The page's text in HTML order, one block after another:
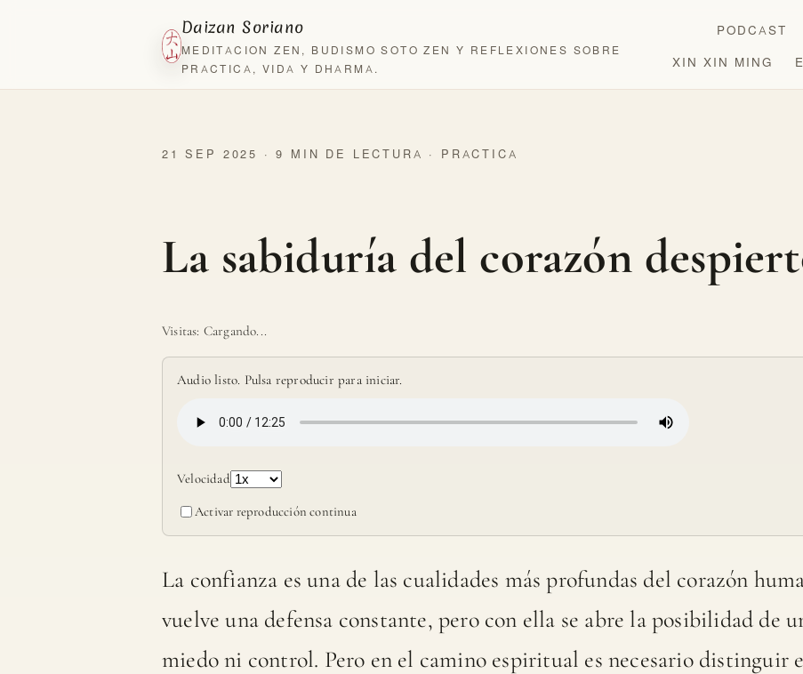
Daizan Soriano
MEDITACION ZEN, BUDISMO SOTO ZEN Y REFLEXIONES SOBRE
PRACTICA, VIDA Y DHARMA.
PODCAST
XIN XIN MING
21 SEP 2025 · 9 MIN DE LECTURA · PRACTICA
La sabiduría del corazón
Visitas: Cargando...
Audio listo. Pulsa reproducir para iniciar.
Velocidad
Activar reproducción continua
La confianza es una de las cualidades más profundas del corazón
vuelve una defensa constante, pero con ella se abre la posibilidad de
miedo ni control. Pero en el camino espiritual es necesario distinguir